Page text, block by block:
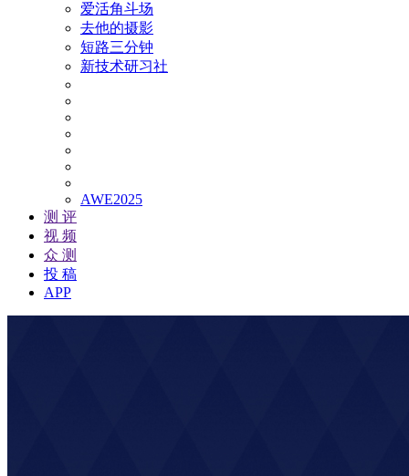
爱活角斗场
去他的摄影
短路三分钟
新技术研习社
AWE2025
测 评
视 频
众 测
投 稿
APP